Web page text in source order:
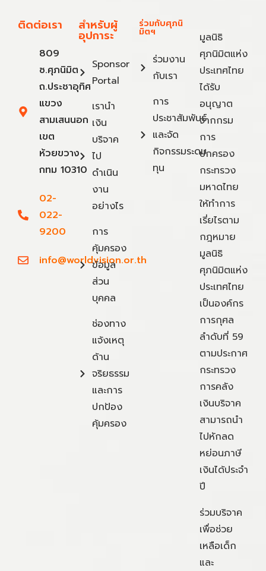
ติดต่อเรา
809
ซ.ศุภนิมิต
ถ.ประชาอุทิศ
แขวง
สามเสนนอก
เขต
ห้วยขวาง
กทม 10310
02-
022-
9200
info@worldvision.or.th
สำหรับผู้
อุปการะ
Sponsor
Portal
เรานำ
เงิน
บริจาค
ไป
ดำเนิน
งาน
อย่างไร
การ
คุ้มครอง
ข้อมูล
ส่วน
บุคคล
ช่องทาง
แจ้งเหตุ
ด้าน
จริยธรรม
และการ
ปกป้อง
คุ้มครอง
ร่วมกับศุภนิ
มิตฯ
ร่วมงาน
กับเรา
การ
ประชาสัมพันธ์
และจัด
กิจกรรมระดม
ทุน
มูลนิธิ
ศุภนิมิตแห่ง
ประเทศไทย
ได้รับ
อนุญาต
จากกรม
การ
ปกครอง
กระทรวง
มหาดไทย
ให้ทำการ
เรี่ยไรตาม
กฎหมาย
มูลนิธิ
ศุภนิมิตแห่ง
ประเทศไทย
เป็นองค์กร
การกุศล
ลำดับที่ 59
ตามประกาศ
กระทรวง
การคลัง
เงินบริจาค
สามารถนำ
ไปหักลด
หย่อนภาษี
เงินได้ประจำ
ปี
ร่วมบริจาค
เพื่อช่วย
เหลือเด็ก
และ